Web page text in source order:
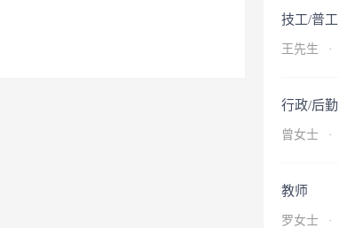
技工/普工
王先生 ·
行政/后勤
曾女士 ·
教师
罗女士 ·